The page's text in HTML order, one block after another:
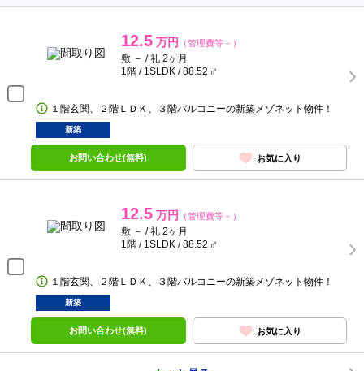
12.5 万円 （管理費等－）
敷 － / 礼 2ヶ月
1階 / 1SLDK / 88.52㎡
１階玄関、２階ＬＤＫ、３階バルコニーの新築メゾネット物件！
新築
お問い合わせ(無料) お気に入り
12.5 万円 （管理費等－）
敷 － / 礼 2ヶ月
1階 / 1SLDK / 88.52㎡
１階玄関、２階ＬＤＫ、３階バルコニーの新築メゾネット物件！
新築
お問い合わせ(無料) お気に入り